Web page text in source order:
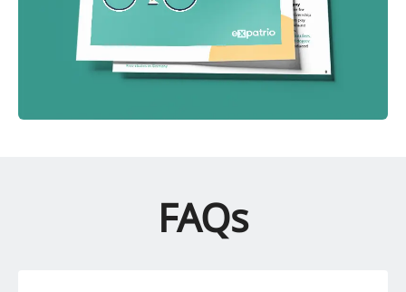
FAQs